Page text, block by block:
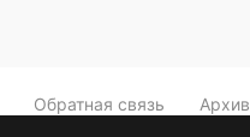
Обратная связь Архив